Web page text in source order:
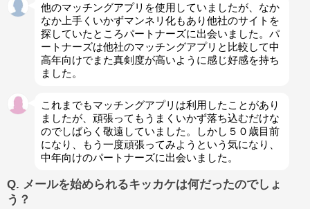
他のマッチングアプリを使用していましたが、なか
なか上手くいかずマンネリ化もあり他社のサイトを
探していたところパートナーズに出会いました。パ
ートナーズは他社のマッチングアプリと比較して中
高年向けでまた真剣度が高いように感じ好感を持ち
ました。
これまでもマッチングアプリは利用したことがあり
ましたが、頑張ってもうまくいかず落ち込むだけな
のでしばらく敬遠していました。しかし５０歳目前
になり、もう一度頑張ってみようという気になり、
中年向けのパートナーズに出会いました。
Q. メールを始められるキッカケは何だったのでしょ
う？